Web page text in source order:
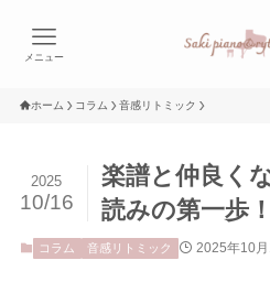
メニュー
ホーム コラム 音感リトミック
楽譜と仲良く
読みの第一歩！
2025
10/16
コラム 音感リトミック 2025年10